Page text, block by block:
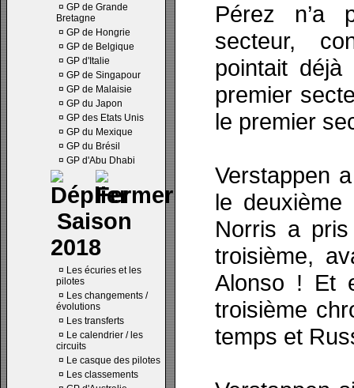
¤ GP de Grande
Bretagne
¤ GP de Hongrie
¤ GP de Belgique
¤ GP d'Italie
¤ GP de Singapour
¤ GP de Malaisie
¤ GP du Japon
¤ GP des Etats Unis
¤ GP du Mexique
¤ GP du Brésil
¤ GP d'Abu Dhabi
Saison
2018
¤ Les écuries et les
pilotes
¤ Les changements /
évolutions
¤ Les transferts
¤ Le calendrier / les
circuits
¤ Le casque des pilotes
¤ Les classements
Pérez n’a
secteur,
pointait
premier
le premier
Verstappen
le deuxième
Norris a
troisième,
Alonso ! Et
troisième
temps et